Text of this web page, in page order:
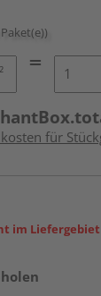
für
im Liefergebiet